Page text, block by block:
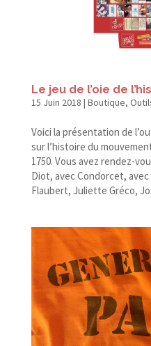
Le jeu de l’oie de
15 Juin 2018 | Boutique,
Voici la présentation de
sur l’histoire du
1750. Vous avez rendez-
Diot, avec Condorcet, avec
Flaubert, Juliette Gréco,